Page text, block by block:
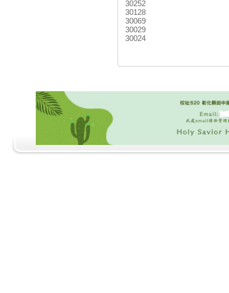
30252
30128
30069
30029
30024